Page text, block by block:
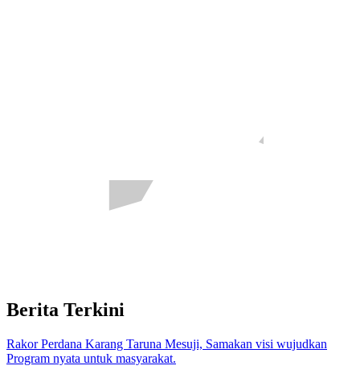
Berita Terkini
Rakor Perdana Karang Taruna Mesuji, Samakan visi wujudkan
Program nyata untuk masyarakat.